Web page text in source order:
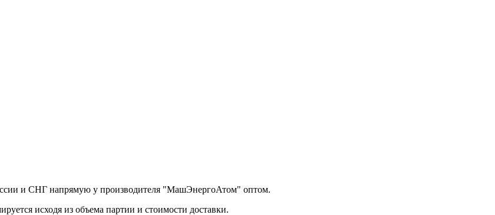
и СНГ напрямую у производителя "МашЭнергоАтом" оптом.
исходя из объема партии и стоимости доставки.